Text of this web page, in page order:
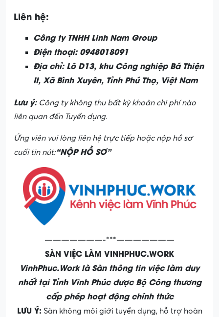
Liên hệ:
Công ty TNHH Linh Nam Group
Điện thoại: 0948018091
Địa chỉ: Lô D13, khu Công nghiệp Bá Thiện
II, Xã Bình Xuyên, Tỉnh Phú Thọ, Việt Nam
Lưu ý:Công ty không thu bất kỳ khoản chi phí nào
liên quan đến Tuyển dụng.
Ứng viên vui lòng liên hệ trực tiếp hoặc nộp hồ sơ
cuối tin nút:“NỘP HỒ SƠ”
———————-***———————
SÀN VIỆC LÀM VINHPHUC.WORK
VinhPhuc.Work là Sàn thông tin việc làm duy
nhất tại Tỉnh Vĩnh Phúc được Bộ Công thương
cấp phép hoạt động chính thức
LƯU Ý: Sàn không môi giới tuyển dụng, hỗ trợ hoàn